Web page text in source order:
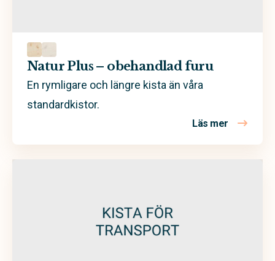
Natur Plus – obehandlad furu
En rymligare och längre kista än våra
standardkistor.
Läs mer om Natur